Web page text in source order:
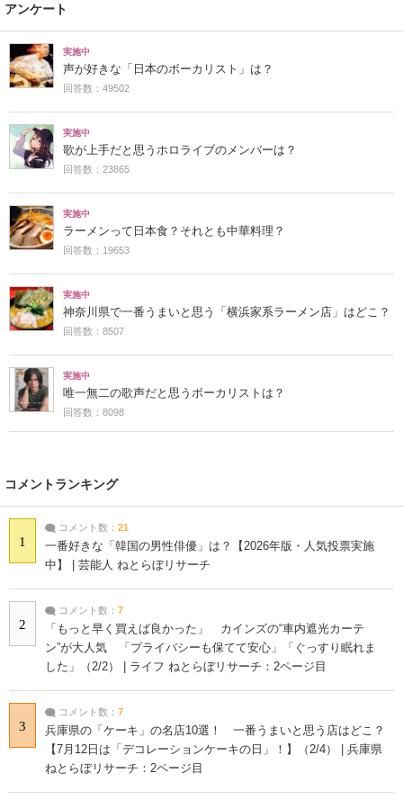
アンケート
実施中
声が好きな「日本のボーカリスト」は？
回答数：49502
実施中
歌が上手だと思うホロライブのメンバーは？
回答数：23865
実施中
ラーメンって日本食？それとも中華料理？
回答数：19653
実施中
神奈川県で一番うまいと思う「横浜家系ラーメン店」はどこ？
回答数：8507
実施中
唯一無二の歌声だと思うボーカリストは？
回答数：8098
コメントランキング
1
コメント数： 21
一番好きな「韓国の男性俳優」は？【2026年版・人気投票実施
中】 | 芸能人 ねとらぼリサーチ
2
コメント数： 7
「もっと早く買えば良かった」 カインズの“車内遮光カーテ
ン”が大人気 「プライバシーも保てて安心」「ぐっすり眠れま
した」（2/2） | ライフ ねとらぼリサーチ：2ページ目
3
コメント数： 7
兵庫県の「ケーキ」の名店10選！ 一番うまいと思う店はどこ？
【7月12日は「デコレーションケーキの日」！】（2/4） | 兵庫県
ねとらぼリサーチ：2ページ目